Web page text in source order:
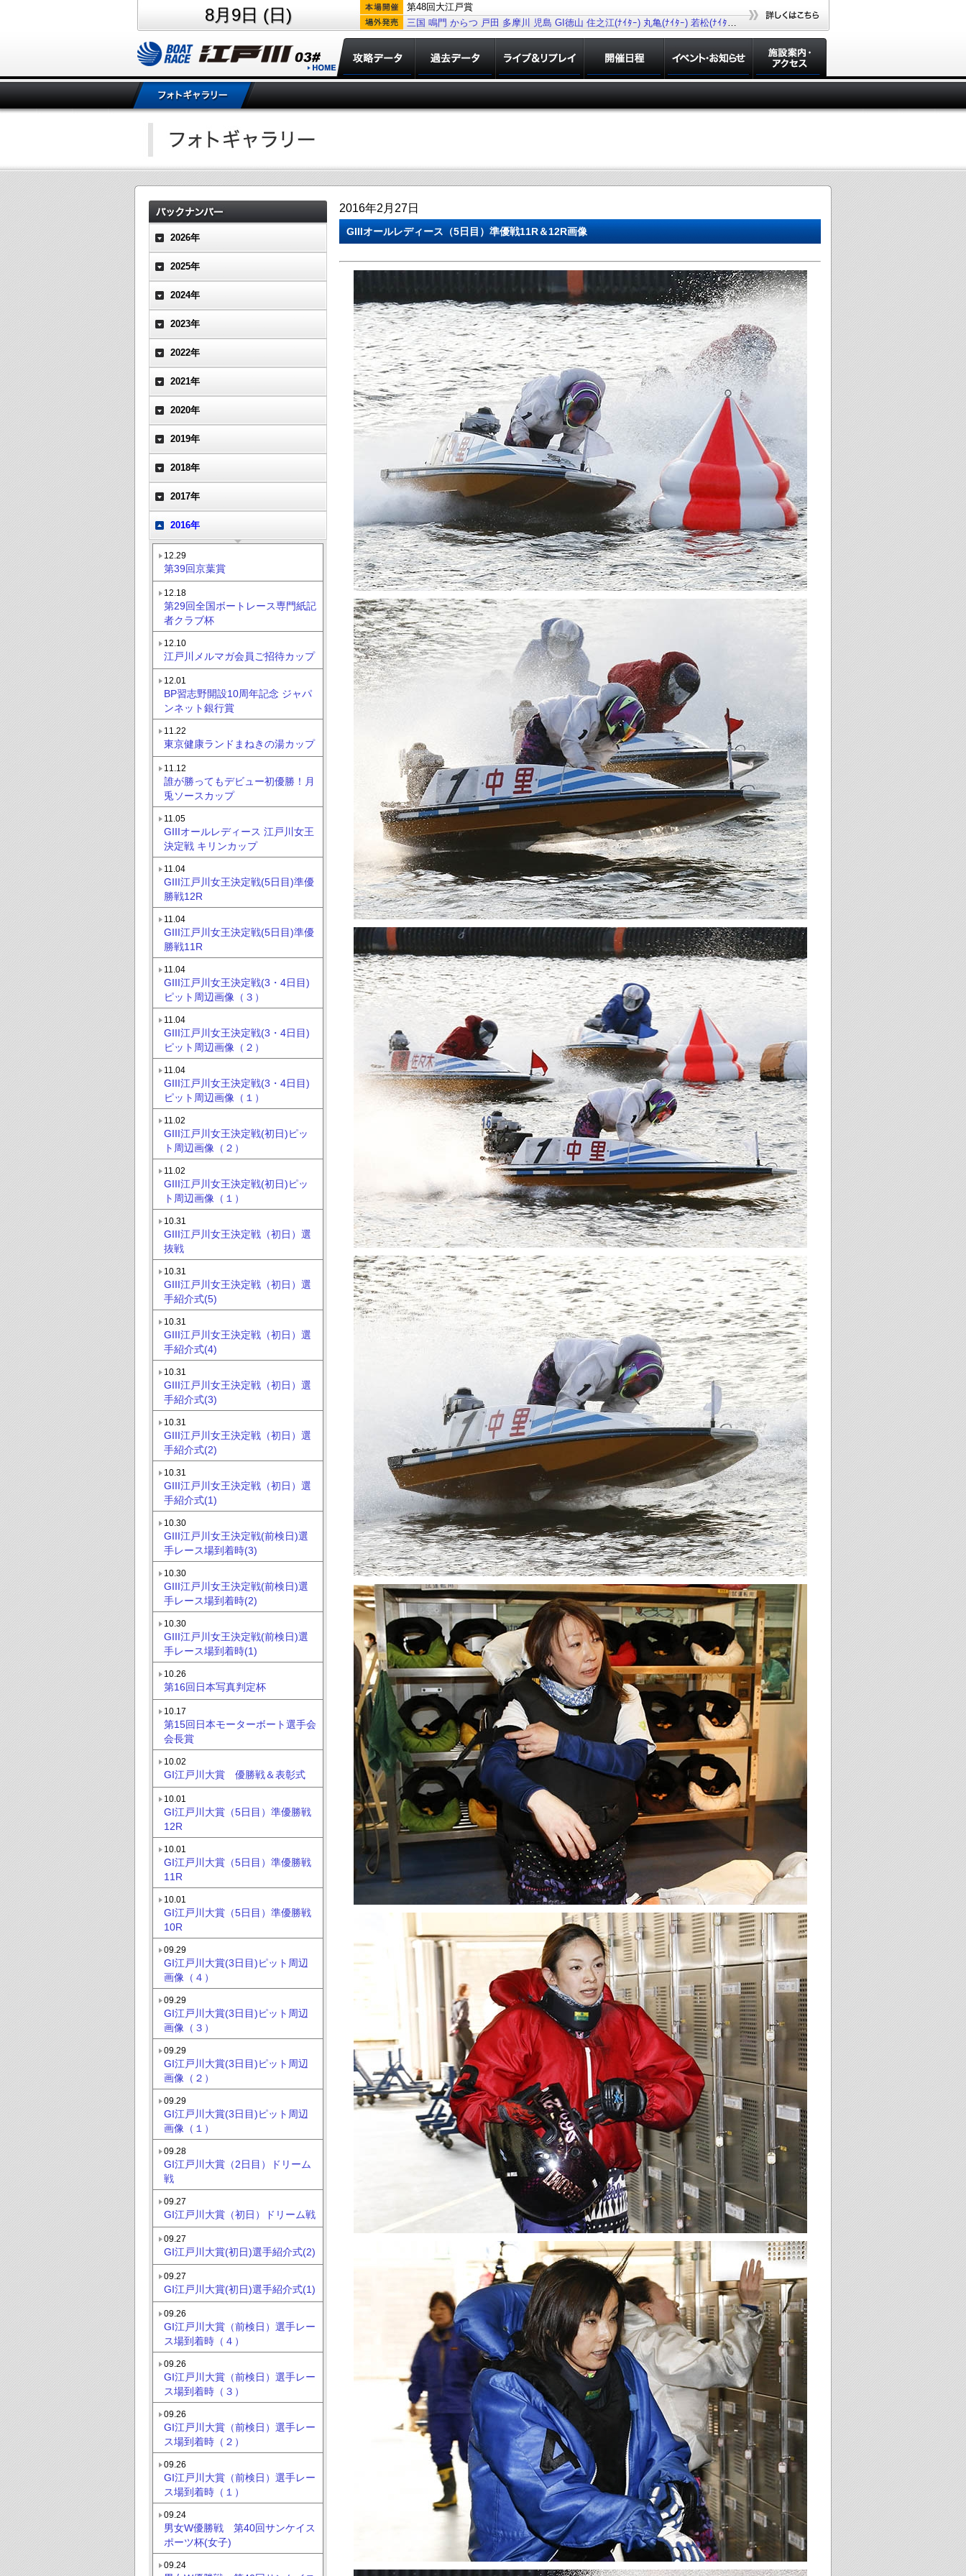
8月9日 (日)
第48回大江戸賞
三国 鳴門 からつ 戸田 多摩川 児島 GI徳山 住之江(ﾅｲﾀｰ) 丸亀(ﾅｲﾀｰ) 若松(ﾅｲﾀｰ) 大村(ﾅｲﾀｰ)
2026年
2025年
2024年
2023年
2022年
2021年
2020年
2019年
2018年
2017年
2016年
12.29
第39回京葉賞
12.18
第29回全国ボートレース専門紙記
者クラブ杯
12.10
江戸川メルマガ会員ご招待カップ
12.01
BP習志野開設10周年記念 ジャパ
ンネット銀行賞
11.22
東京健康ランドまねきの湯カップ
11.12
誰が勝ってもデビュー初優勝！月
兎ソースカップ
11.05
GIIIオールレディース 江戸川女王
決定戦 キリンカップ
11.04
GIII江戸川女王決定戦(5日目)準優
勝戦12R
11.04
GIII江戸川女王決定戦(5日目)準優
勝戦11R
11.04
GIII江戸川女王決定戦(3・4日目)
ピット周辺画像（３）
11.04
GIII江戸川女王決定戦(3・4日目)
ピット周辺画像（２）
11.04
GIII江戸川女王決定戦(3・4日目)
ピット周辺画像（１）
11.02
GIII江戸川女王決定戦(初日)ピッ
ト周辺画像（２）
11.02
GIII江戸川女王決定戦(初日)ピッ
ト周辺画像（１）
10.31
GIII江戸川女王決定戦（初日）選
抜戦
10.31
GIII江戸川女王決定戦（初日）選
手紹介式(5)
10.31
GIII江戸川女王決定戦（初日）選
手紹介式(4)
10.31
GIII江戸川女王決定戦（初日）選
手紹介式(3)
10.31
GIII江戸川女王決定戦（初日）選
手紹介式(2)
10.31
GIII江戸川女王決定戦（初日）選
手紹介式(1)
10.30
GIII江戸川女王決定戦(前検日)選
手レース場到着時(3)
10.30
GIII江戸川女王決定戦(前検日)選
手レース場到着時(2)
10.30
GIII江戸川女王決定戦(前検日)選
手レース場到着時(1)
10.26
第16回日本写真判定杯
10.17
第15回日本モーターボート選手会
会長賞
10.02
GI江戸川大賞 優勝戦＆表彰式
10.01
GI江戸川大賞（5日目）準優勝戦
12R
10.01
GI江戸川大賞（5日目）準優勝戦
11R
10.01
GI江戸川大賞（5日目）準優勝戦
10R
09.29
GI江戸川大賞(3日目)ピット周辺
画像（４）
09.29
GI江戸川大賞(3日目)ピット周辺
画像（３）
09.29
GI江戸川大賞(3日目)ピット周辺
画像（２）
09.29
GI江戸川大賞(3日目)ピット周辺
画像（１）
09.28
GI江戸川大賞（2日目）ドリーム
戦
09.27
GI江戸川大賞（初日）ドリーム戦
09.27
GI江戸川大賞(初日)選手紹介式(2)
09.27
GI江戸川大賞(初日)選手紹介式(1)
09.26
GI江戸川大賞（前検日）選手レー
ス場到着時（４）
09.26
GI江戸川大賞（前検日）選手レー
ス場到着時（３）
09.26
GI江戸川大賞（前検日）選手レー
ス場到着時（２）
09.26
GI江戸川大賞（前検日）選手レー
ス場到着時（１）
09.24
男女W優勝戦 第40回サンケイス
ポーツ杯(女子)
09.24
2016年2月27日
GIIIオールレディース（5日目）準優戦11R＆12R画像